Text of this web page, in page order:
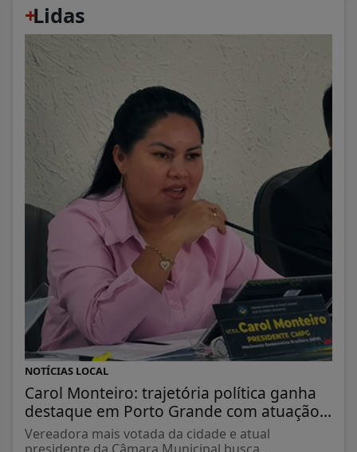
+
Lidas
NOTÍCIAS LOCAL
Carol Monteiro: trajetória política ganha
destaque em Porto Grande com atuação...
Vereadora mais votada da cidade e atual